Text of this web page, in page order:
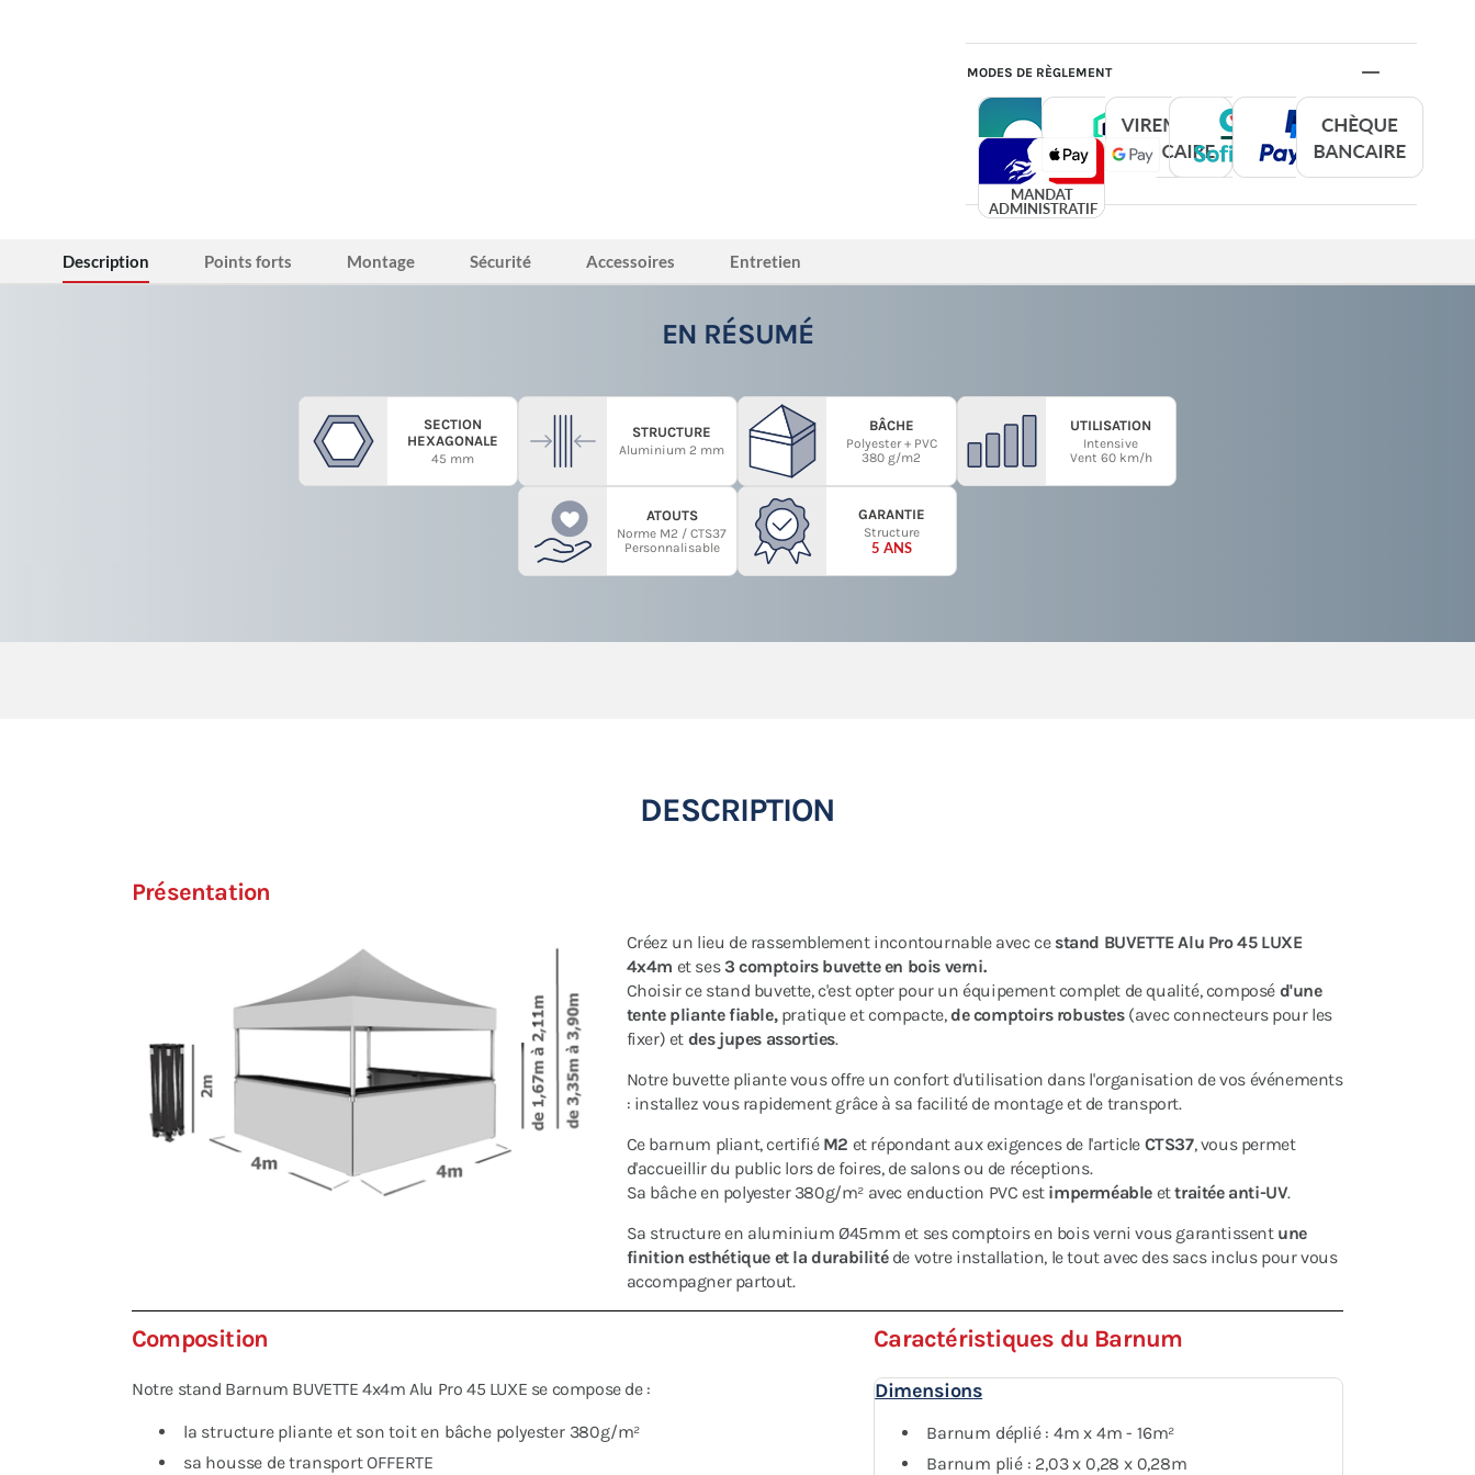
MODES DE RÈGLEMENT
Description Points forts Montage Sécurité Accessoires Entretien
EN RÉSUMÉ
SECTION
HEXAGONALE
45 mm
STRUCTURE
Aluminium 2 mm
BÂCHE
Polyester + PVC
380 g/m2
UTILISATION
Intensive
Vent 60 km/h
ATOUTS
Norme M2 / CTS37
Personnalisable
GARANTIE
Structure
5 ANS
DESCRIPTION
Présentation
Créez un lieu de rassemblement incontournable avec cestand BUVETTE Alu Pro 45 LUXE
4x4m et ses3 comptoirs buvette en bois verni.
Choisir ce stand buvette, c'est opter pour un équipement complet de qualité, composé d'une
tente pliante fiable, pratique et compacte,de comptoirs robustes(avec connecteurs pour les
fixer) et des jupes assorties.
Notre buvette pliante vous offre un confort d'utilisation dans l'organisation de vos événements
: installez vous rapidement grâce à sa facilité de montage et de transport.
Ce barnum pliant, certifié M2 et répondant aux exigences de l'article CTS37, vous permet
d'accueillir du public lors de foires, de salons ou de réceptions.
Sa bâche en polyester 380g/m² avec enduction PVC estimperméable ettraitée anti-UV.
Sa structure en aluminium Ø45mm et ses comptoirs en bois verni vous garantissent une
finition esthétique et la durabilitéde votre installation, le tout avec des sacs inclus pour vous
accompagner partout.
Composition
Notre stand Barnum BUVETTE 4x4m Alu Pro 45 LUXE se compose de :
la structure pliante et son toit en bâche polyester 380g/m²
sa housse de transport OFFERTE
Caractéristiques du Barnum
Dimensions
Barnum déplié : 4m x 4m - 16m²
Barnum plié : 2,03 x 0,28 x 0,28m